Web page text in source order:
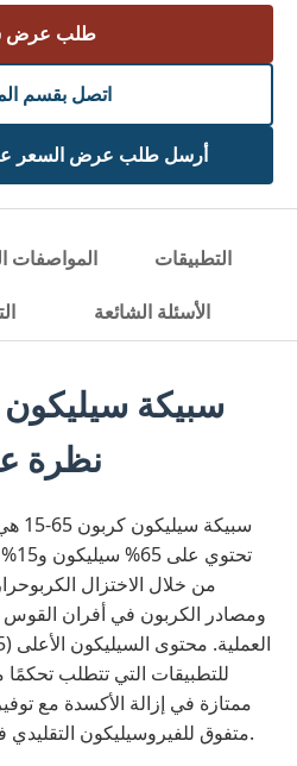
طلب عرض
اتصل بقسم
أرسل طلب عرض السعر عبر
المواصفات التطبيقات
الأسئلة الشائعة
نظرة
من خلال الاختزال
ومصادر الكربون في أفران
للتطبيقات التي تتطلب تحكمًا
ممتازة في إزالة الأكسدة مع
متفوق للفيروسيليكون التقليدي في إنتاج الصلب عالي الجودة.